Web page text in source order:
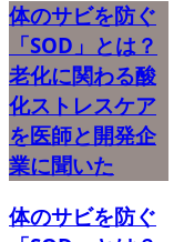
体のサビを防ぐ
「SOD」とは？
老化に関わる酸
化ストレスケア
を医師と開発企
業に聞いた
体のサビを防ぐ